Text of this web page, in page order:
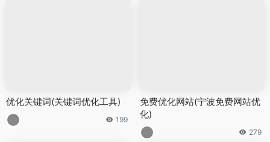
优化关键词(关键词优化工具)
199
免费优化网站(宁波免费网站优
化)
279